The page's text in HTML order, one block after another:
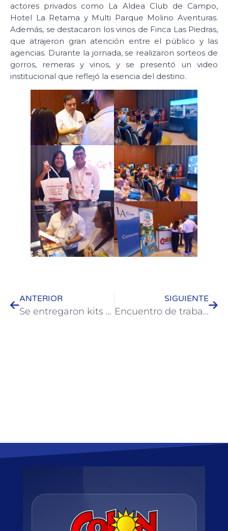
actores privados como La Aldea Club de Campo,
Hotel La Retama y Multi Parque Molino Aventuras.
Además, se destacaron los vinos de Finca Las Piedras,
que atrajeron gran atención entre el público y las
agencias. Durante la jornada, se realizaron sorteos de
gorros, remeras y vinos, y se presentó un video
institucional que reflejó la esencia del destino.
ANTERIOR
Se entregaron kits de herramientas a mujeres del taller de arreglos para el hogar
SIGUIENTE
Encuentro de trabajo para fortalecer políticas de género en Colón